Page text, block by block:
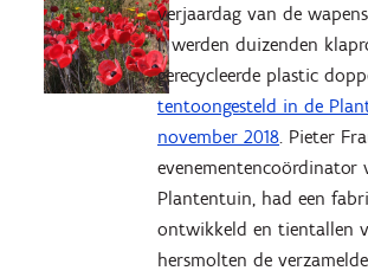
verjaardag van de
I, werden duizenden
gerecycleerde plastic
tentoongesteld in de
november 2018. Pieter
evenementencoördinator
Plantentuin, had een
ontwikkeld en tientallen
hersmolten de